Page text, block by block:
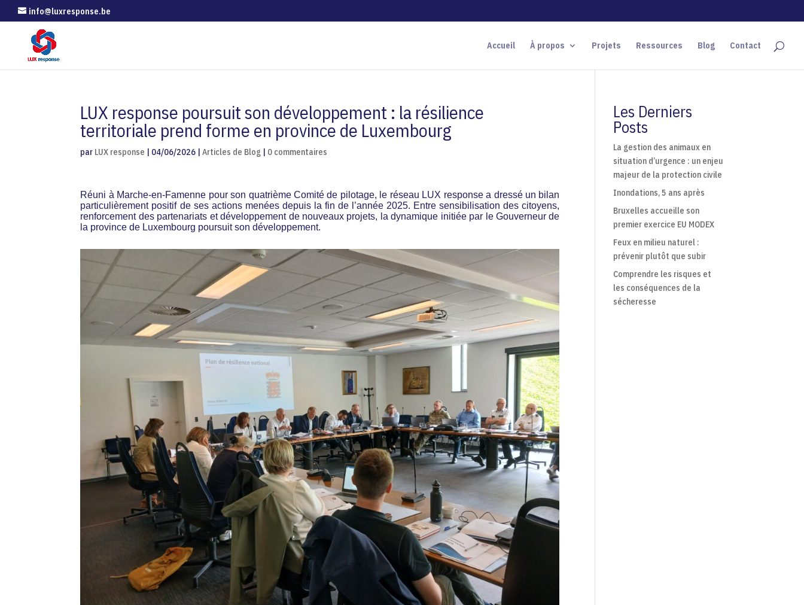
info@luxresponse.be
Accueil À propos Projets Ressources Blog Contact
LUX response poursuit son développement : la résilience
territoriale prend forme en province de Luxembourg
par LUX response | 04/06/2026 |Articles de Blog | 0 commentaires
Réuni à Marche-en-Famenne pour son quatrième Comité de pilotage, le réseau LUX response a dressé un bilan
particulièrement positif de ses actions menées depuis la fin de l’année 2025. Entre sensibilisation des citoyens,
renforcement des partenariats et développement de nouveaux projets, la dynamique initiée par le Gouverneur de
la province de Luxembourg poursuit son développement.
Les Derniers
Posts
La gestion des animaux en
situation d’urgence : un enjeu
majeur de la protection civile
Inondations, 5 ans après
Bruxelles accueille son
premier exercice EU MODEX
Feux en milieu naturel :
prévenir plutôt que subir
Comprendre les risques et
les conséquences de la
sécheresse